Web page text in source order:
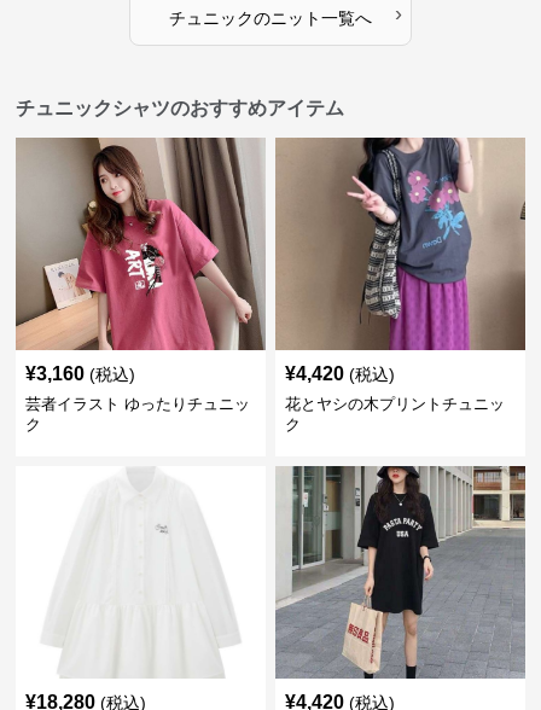
チュニックのニット一覧へ ›
チュニックシャツのおすすめアイテム
¥3,160 (税込)
芸者イラスト ゆったりチュニッ
ク
¥4,420 (税込)
花とヤシの木プリントチュニッ
ク
¥18,280 (税込) ¥4,420 (税込)